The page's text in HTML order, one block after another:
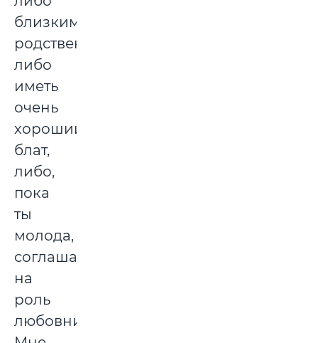
близким
родственником,
либо
иметь
очень
хороший
блат,
либо,
пока
ты
молода,
соглашаться
на
роль
любовницы.